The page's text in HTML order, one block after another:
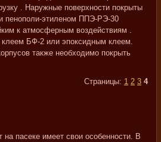
. Наружные поверхности покрыты
пенополи-этиленом ППЭ-РЭ-30
к атмосферным воздействиям .
клеем БФ-2 или эпоксидным клеем.
также необходимо покрыть
Страницы: 1 2 3 4
на пасеке имеет свои особенности. В